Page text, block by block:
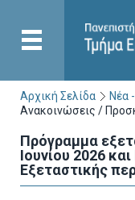
Αρχική Σελίδα
Νέα
Ανακοινώσεις /
Πρόγραμμα
Ιουνίου 2026
Εξεταστικής